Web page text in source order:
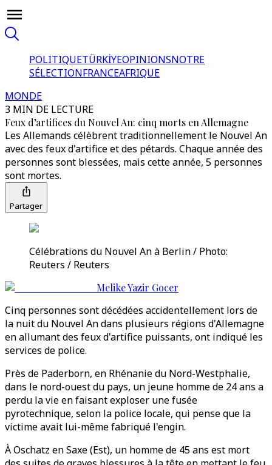
POLITIQUETÜRKİYEOPINIONSNOTRE
SÉLECTIONFRANCEAFRIQUE
MONDE
3 MIN DE LECTURE
Feux d’artifices du Nouvel An: cinq morts en Allemagne
Les Allemands célèbrent traditionnellement le Nouvel An
avec des feux d'artifice et des pétards. Chaque année des
personnes sont blessées, mais cette année, 5 personnes
sont mortes.
Partager
Célébrations du Nouvel An à Berlin / Photo:
Reuters / Reuters
Melike Yazir Gocer
Cinq personnes sont décédées accidentellement lors de
la nuit du Nouvel An dans plusieurs régions d'Allemagne
en allumant des feux d'artifice puissants, ont indiqué les
services de police.
Près de Paderborn, en Rhénanie du Nord-Westphalie,
dans le nord-ouest du pays, un jeune homme de 24 ans a
perdu la vie en faisant exploser une fusée
pyrotechnique, selon la police locale, qui pense que la
victime avait lui-même fabriqué l'engin.
À Oschatz en Saxe (Est), un homme de 45 ans est mort